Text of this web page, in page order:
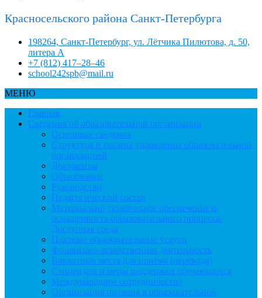
Красносельского района Санкт-Петербурга
198264, Санкт-Петербург, ул. Лётчика Пилютова, д. 50,
литера А
+7 (812) 417–28–46
school242spb@mail.ru
МЕНЮ
Главная
Сведения об образовательной организации
Основные сведения
Структура и органы управления образовательной
организацией
Документы
Образование
Руководство
Педагогический состав
Материально-техническое обеспечение и
оснащенность образовательного процесса.
Доступная среда
Платные образовательные услуги
Финансово-хозяйственная деятельность
Вакантные места для приема (перевода)
Стипендии и меры поддержки обучающихся
Международное сотрудничество
Организация питания в образовательной